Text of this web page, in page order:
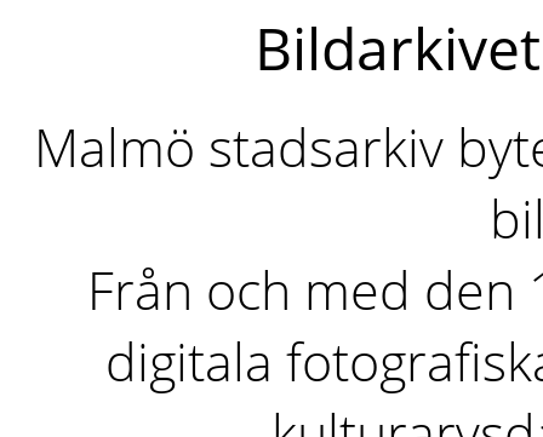
Malmö stadsarkiv
Från och med den
digitala